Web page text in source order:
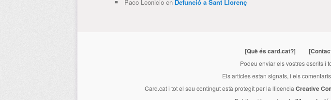
Paco Leonicioen Defunció a Sant Llorenç
[Què és card.cat?]
Podeu enviar els vostres escrits i
Els articles estan signats, i els
Card.cati tot el seu contingut està protegit per la llicencia Creative